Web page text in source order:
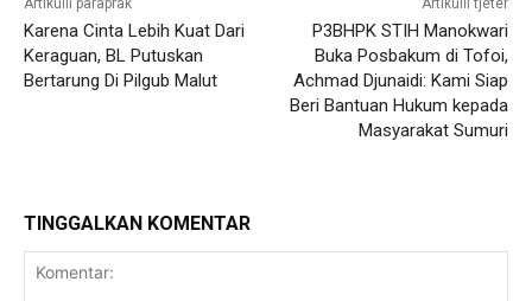
Karena Cinta Lebih Kuat Dari
Keraguan, BL Putuskan
Bertarung Di Pilgub Malut
P3BHPK STIH Manokwari
Buka Posbakum di Tofoi,
Achmad Djunaidi: Kami Siap
Beri Bantuan Hukum kepada
Masyarakat Sumuri
TINGGALKAN KOMENTAR